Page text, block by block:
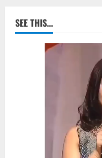
SEE THIS…